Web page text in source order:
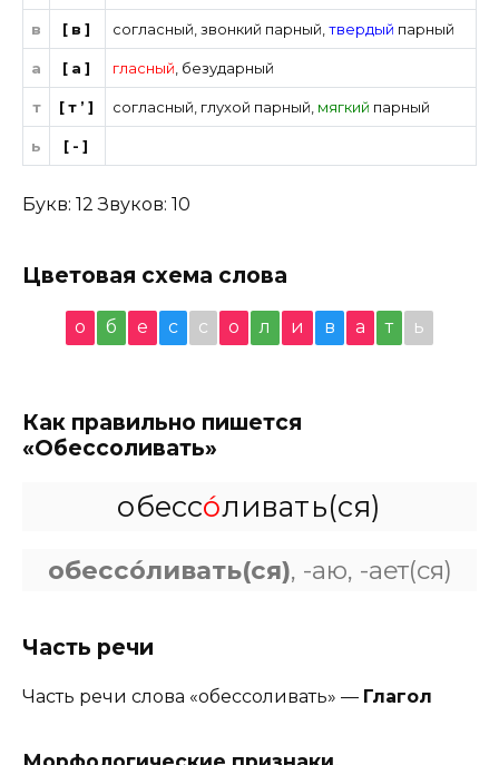
в [в] согласный ,звонкий парный ,твердый парный
а [а] гласный безударный
т [т’] согласный глухой парный мягкий парный
ь [-]
Букв: 12 Звуков: 10
Цветовая схема слова
о б е с с о л и в а т ь
Как правильно пишется
«Обессоливать»
обессо́ливать(ся)
обессо́ливать(ся), -аю, -ает(ся)
Часть речи
Часть речи слова «обессоливать» — Глагол